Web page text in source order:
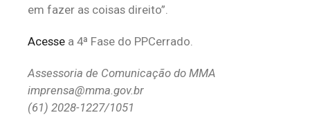
em fazer as coisas direito”.
Acesse a 4ª Fase do PPCerrado.
Assessoria de Comunicação do MMA
imprensa@mma.gov.br
(61) 2028-1227/1051